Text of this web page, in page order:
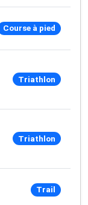
Course à pied
Triathlon
Triathlon
Trail